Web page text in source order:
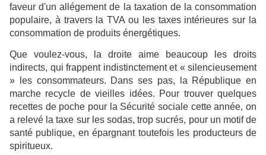
faveur d'un allégement de la taxation de la consommation
populaire, à travers la TVA ou les taxes intérieures sur la
consommation de produits énergétiques.
Que voulez-vous, la droite aime beaucoup les droits
indirects, qui frappent indistinctement et « silencieusement
» les consommateurs. Dans ses pas, la République en
marche recycle de vieilles idées. Pour trouver quelques
recettes de poche pour la Sécurité sociale cette année, on
a relevé la taxe sur les sodas, trop sucrés, pour un motif de
santé publique, en épargnant toutefois les producteurs de
spiritueux.